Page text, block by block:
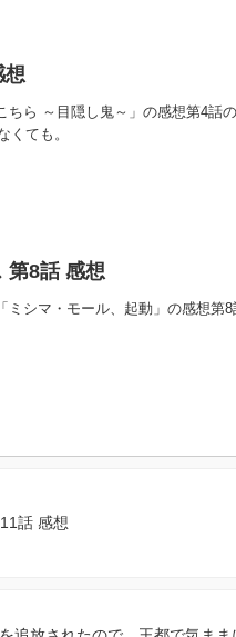
想
ちら ～目隠し鬼～」の感想第4話
くても。
第8話 感想
ミシマ・モール、起動」の感想第
話 感想